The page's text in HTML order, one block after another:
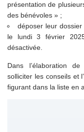
présentation de
des bénévoles » ;
déposer leur
le lundi 3 février
désactivée.
Dans l’élaboration
solliciter les conseils et
figurant dans la liste en